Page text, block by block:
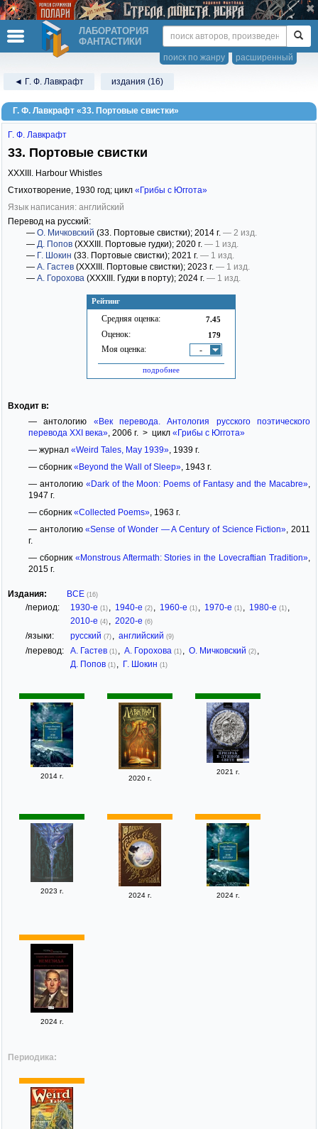
ЛАБОРАТОРИЯ
ФАНТАСТИКИ
расширенный
поиск по жанру
◄ Г. Ф. Лавкрафт издания (16)
Г. Ф. Лавкрафт «33. Портовые свистки»
Рейтинг
Средняя оценка: 7.45
Оценок: 179
Моя оценка: -
подробнее
Г. Ф. Лавкрафт
33. Портовые свистки
XXXIII. Harbour Whistles
Стихотворение, 1930 год; цикл «Грибы с Юггота»
Язык написания: английский
Перевод на русский:
— О. Мичковский (33. Портовые свистки); 2014 г. — 2 изд.
— Д. Попов (XXXIII. Портовые гудки); 2020 г. — 1 изд.
— Г. Шокин (33. Портовые свистки); 2021 г. — 1 изд.
— А. Гастев (XXXIII. Портовые свистки); 2023 г. — 1 изд.
— А. Горохова (XXXIII. Гудки в порту); 2024 г. — 1 изд.
Входит в:
— антологию «Век перевода. Антология русского поэтического
перевода XXI века», 2006 г. > цикл «Грибы с Юггота»
— журнал «Weird Tales, May 1939», 1939 г.
— сборник «Beyond the Wall of Sleep», 1943 г.
— антологию «Dark of the Moon: Poems of Fantasy and the Macabre»
1947 г.
— сборник «Collected Poems», 1963 г.
— антологию«Sense of Wonder — A Century of Science Fiction» , 2011
г.
— сборник «Monstrous Aftermath: Stories in the Lovecraftian Tradition»
2015 г.
Издания: ВСЕ (16)
/период: 1930-е (1) 1940-е (2) 1960-е (1) 1970-е (1) 1980-е (1)
2010-е (4) 2020-е (6)
/языки: русский (7) английский (9)
/перевод: А. Гастев (1) А. Горохова (1) О. Мичковский (2)
Д. Попов (1) Г. Шокин (1)
2014 г. 2020 г.
2021 г.
2023 г.
2024 г. 2024 г.
2024 г.
Периодика: